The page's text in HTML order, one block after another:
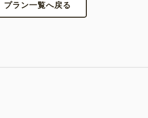
プラン一覧へ戻る